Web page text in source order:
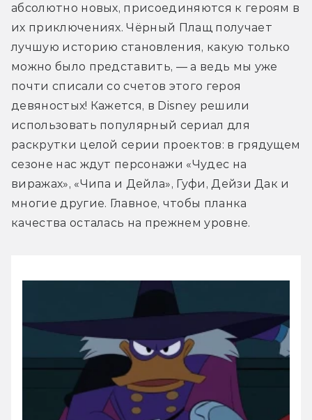
абсолютно новых, присоединяются к героям в
их приключениях. Чёрный Плащ получает
лучшую историю становления, какую только
можно было представить, — а ведь мы уже
почти списали со счетов этого героя
девяностых! Кажется, в Disney решили
использовать популярный сериал для
раскрутки целой серии проектов: в грядущем
сезоне нас ждут персонажи «Чудес на
виражах», «Чипа и Дейла», Гуфи, Дейзи Дак и
многие другие. Главное, чтобы планка
качества осталась на прежнем уровне.